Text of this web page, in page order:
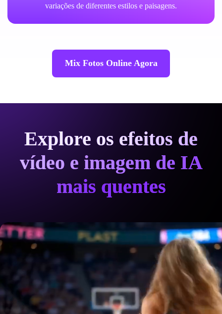
variações de diferentes estilos e paisagens.
Mix Fotos Online Agora
Explore os efeitos de
vídeo e imagem de IA
mais quentes